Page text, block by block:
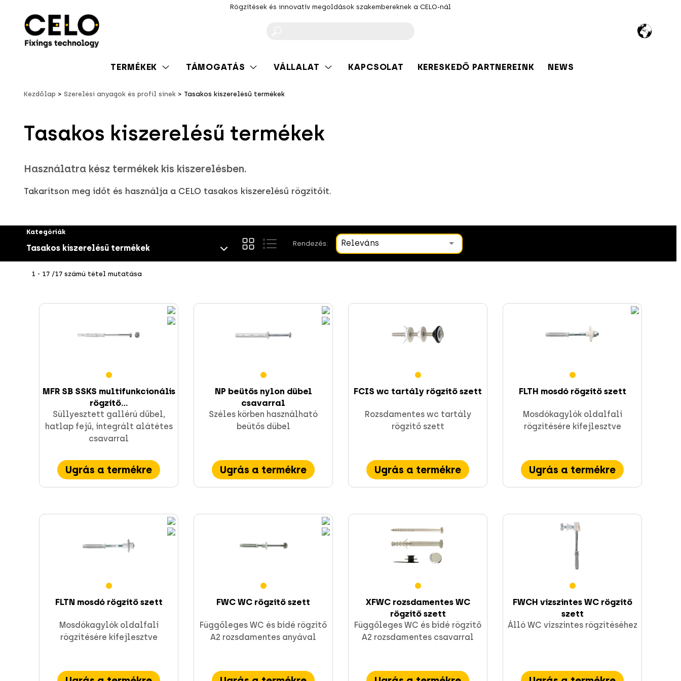
Rögzítések és innovatív megoldások szakembereknek a CELO-nál
TERMÉKEK TÁMOGATÁS VÁLLALAT KAPCSOLAT KERESKEDŐ PARTNEREINK NEWS
Kezdőlap Szerelési anyagok és profil sínek Tasakos kiszerelésű termékek
Tasakos kiszerelésű termékek
Használatra kész termékek kis kiszerelésben.
Takarítson meg időt és használja a CELO tasakos kiszerelésű rögzítőit.
Rendezés: Releváns
Kategóriák
Tasakos kiszerelésű termékek
Csavarok
CELO rögzítések
Direkt rögzítés
1 - 17 /17 számú tétel mutatása
MFR SB SSKS multifunkcionális
rögzítő...
Süllyesztett gallérú dűbel,
hatlap fejű, integrált alátétes
csavarral
Ugrás a termékre
NP beütős nylon dübel
csavarral
Széles körben használható
beütős dübel
Ugrás a termékre
FCIS wc tartály rögzítő szett
Rozsdamentes wc tartály
rögzítő szett
Ugrás a termékre
FLTH mosdó rögzítő szett
Mosdókagylók oldalfali
rögzítésére kifejlesztve
Ugrás a termékre
FLTN mosdó rögzítő szett
Mosdókagylók oldalfali
rögzítésére kifejlesztve
FWC WC rögzítő szett
Függőleges WC és bidé rögzítő
A2 rozsdamentes anyával
XFWC rozsdamentes WC
rögzítő szett
Függőleges WC és bidé rögzítő
A2 rozsdamentes csavarral
FWCH vízszintes WC rögzítő
szett
Álló WC vízszintes rögzítéséhez